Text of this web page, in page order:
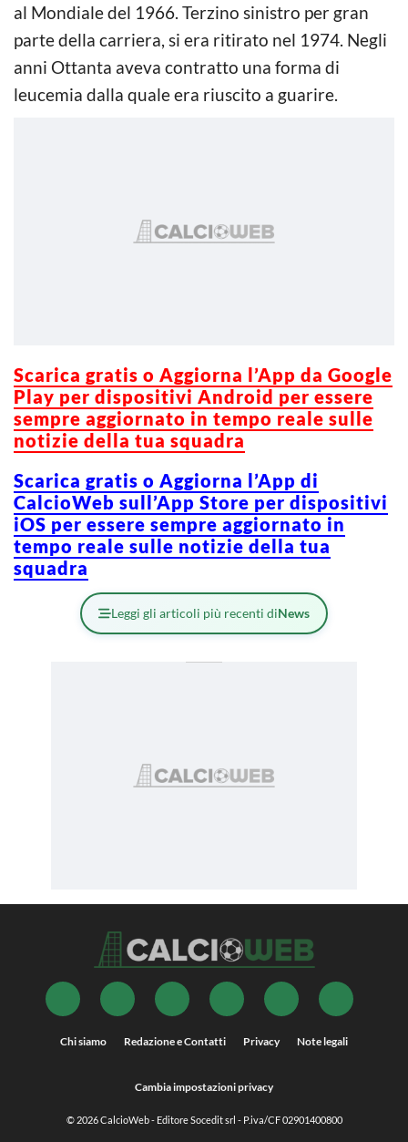
al Mondiale del 1966. Terzino sinistro per gran
parte della carriera, si era ritirato nel 1974. Negli
anni Ottanta aveva contratto una forma di
leucemia dalla quale era riuscito a guarire.
Scarica gratis o Aggiorna l’App da Google
Play per dispositivi Android per essere
sempre aggiornato in tempo reale sulle
notizie della tua squadra
Scarica gratis o Aggiorna l’App di
CalcioWeb sull’App Store per dispositivi
iOS per essere sempre aggiornato in
tempo reale sulle notizie della tua
squadra
Leggi gli articoli più recenti diNews
Chi siamo Redazione e Contatti Privacy Note legali
Cambia impostazioni privacy
© 2026CalcioWeb- Editore Socedit srl - P.iva/CF 02901400800